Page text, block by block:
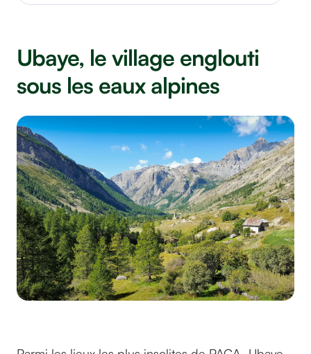
Ubaye, le village englouti
sous les eaux alpines